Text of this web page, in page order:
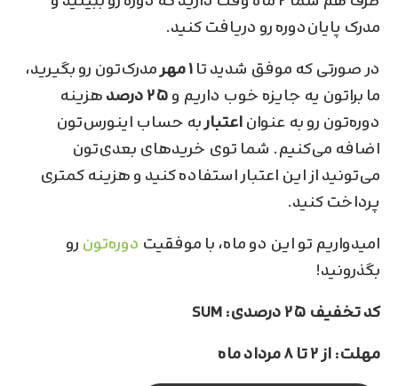
مدرک‌ پایان‌دوره رو دریافت کنید.
در صورتی که موفق شدید تا۱ مهر
مدرک‌تون رو بگیرید،
ما براتون یه جایزه خوب داریم و۲۵ درصد
هزینه‌
دوره‌تون رو به ‌عنواناعتباربه حساب اینورس‌تون
اضافه می‌کنیم. شما توی خرید‌های بعدی‌تون
می‌تونید از این اعتبار استفاده کنید و هزینه کمتری
پرداخت کنید.
امیدواریم تو این دو ماه، با موفقیت دوره‌تون رو
بگذرونید!
کد تخفیف ۲۵ درصدی: SUM
مهلت: از ۲ تا ۸ مرداد ماه